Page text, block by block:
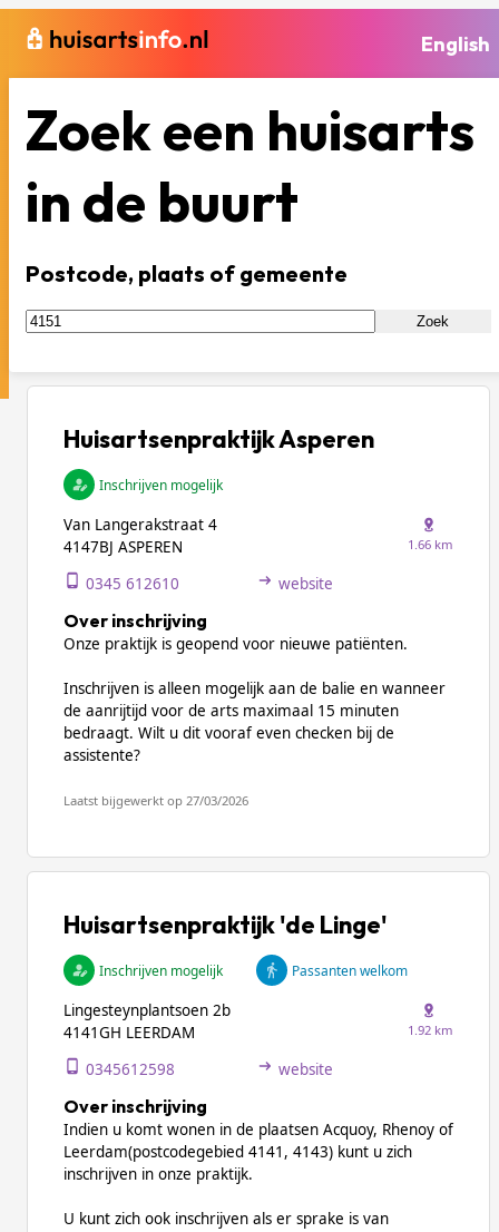
English
Zoek een huisarts
in de buurt
Postcode, plaats of gemeente
Zoek
Huisartsenpraktijk Asperen
Inschrijven mogelijk
Van Langerakstraat 4
4147BJ ASPEREN
1.66 km
0345 612610 website
Over inschrijving
Onze praktijk is geopend voor nieuwe patiënten.
Inschrijven is alleen mogelijk aan de balie en wanneer
de aanrijtijd voor de arts maximaal 15 minuten
bedraagt. Wilt u dit vooraf even checken bij de
assistente?
Laatst bijgewerkt op 27/03/2026
Huisartsenpraktijk 'de Linge'
Inschrijven mogelijk Passanten welkom
Lingesteynplantsoen 2b
4141GH LEERDAM
1.92 km
0345612598 website
Over inschrijving
Indien u komt wonen in de plaatsen Acquoy, Rhenoy of
Leerdam(postcodegebied 4141, 4143) kunt u zich
inschrijven in onze praktijk.
U kunt zich ook inschrijven als er sprake is van